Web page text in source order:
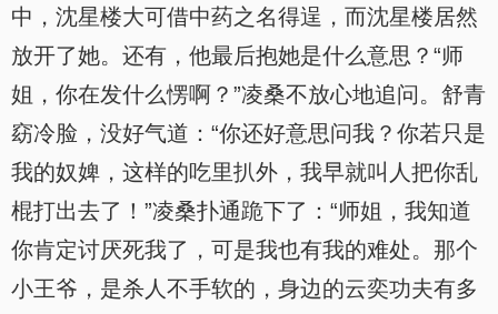
中，沈星楼大可借中药之名得逞，而沈星楼居然
放开了她。还有，他最后抱她是什么意思？“师
姐，你在发什么愣啊？”凌桑不放心地追问。舒青
窈冷脸，没好气道：“你还好意思问我？你若只是
我的奴婢，这样的吃里扒外，我早就叫人把你乱
棍打出去了！”凌桑扑通跪下了：“师姐，我知道
你肯定讨厌死我了，可是我也有我的难处。那个
小王爷，是杀人不手软的，身边的云奕功夫有多